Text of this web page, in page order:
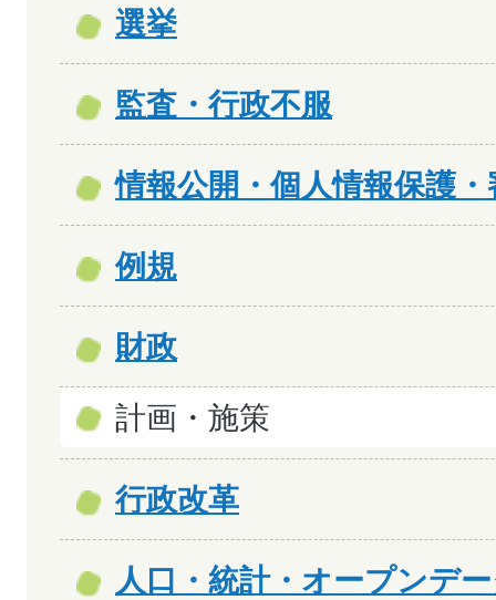
選挙
監査・行政不服
情報公開・個人情報保護
例規
財政
計画・施策
行政改革
人口・統計・オープンデ